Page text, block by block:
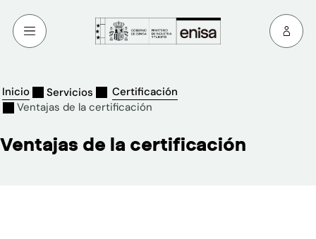
Inicio Servicios
Certificación
Ventajas de la certificación
Ventajas de la certificación